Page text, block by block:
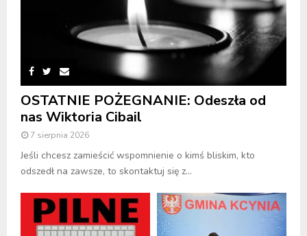
OSTATNIE POŻEGNANIE: Odeszła od
nas Wiktoria Cibail
7 sierpnia 2026
Jeśli chcesz zamieścić wspomnienie o kimś bliskim, kto
odszedł na zawsze, to skontaktuj się z...